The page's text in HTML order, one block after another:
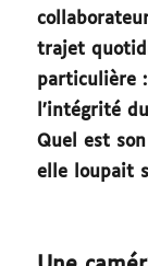
trajet
particulière
l’intégrité
Quel est
elle loupait